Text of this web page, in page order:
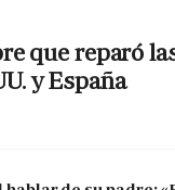
que reparó
y España